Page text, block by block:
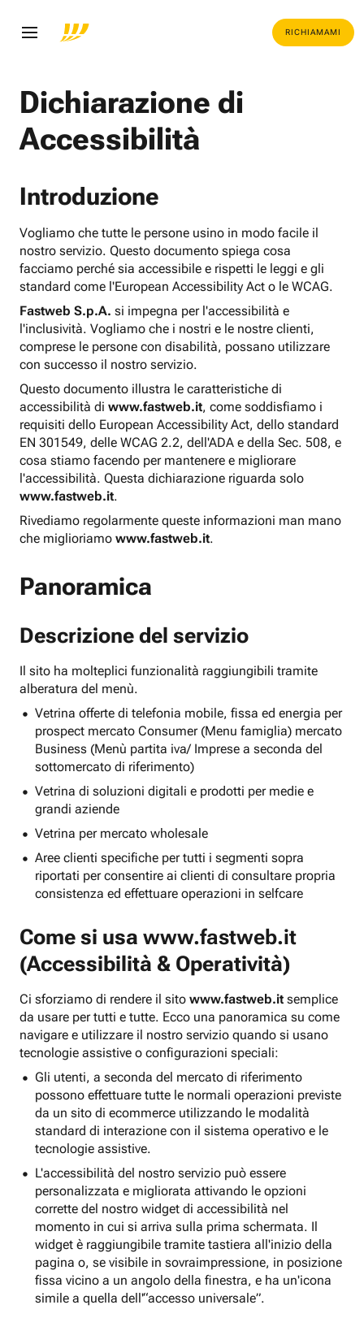
RICHIAMAMI
Dichiarazione di
Accessibilità
Introduzione
Vogliamo che tutte le persone usino in modo facile il
nostro servizio. Questo documento spiega cosa
facciamo perché sia accessibile e rispetti le leggi e gli
standard come l'European Accessibility Act o le WCAG.
Fastweb S.p.A. si impegna per l'accessibilità e
l'inclusività. Vogliamo che i nostri e le nostre clienti,
comprese le persone con disabilità, possano utilizzare
con successo il nostro servizio.
Questo documento illustra le caratteristiche di
accessibilità di www.fastweb.it, come soddisfiamo i
requisiti dello European Accessibility Act, dello standard
EN 301549, delle WCAG 2.2, dell'ADA e della Sec. 508, e
cosa stiamo facendo per mantenere e migliorare
l'accessibilità. Questa dichiarazione riguarda solo
www.fastweb.it.
Rivediamo regolarmente queste informazioni man mano
che miglioriamo www.fastweb.it.
Panoramica
Descrizione del servizio
Il sito ha molteplici funzionalità raggiungibili tramite
alberatura del menù.
Vetrina offerte di telefonia mobile, fissa ed energia per
prospect mercato Consumer (Menu famiglia) mercato
Business (Menù partita iva/ Imprese a seconda del
sottomercato di riferimento)
Vetrina di soluzioni digitali e prodotti per medie e
grandi aziende
Vetrina per mercato wholesale
Aree clienti specifiche per tutti i segmenti sopra
riportati per consentire ai clienti di consultare propria
consistenza ed effettuare operazioni in selfcare
Come si usa www.fastweb.it
(Accessibilità & Operatività)
Ci sforziamo di rendere il sito www.fastweb.it semplice
da usare per tutti e tutte. Ecco una panoramica su come
navigare e utilizzare il nostro servizio quando si usano
tecnologie assistive o configurazioni speciali:
Gli utenti, a seconda del mercato di riferimento
possono effettuare tutte le normali operazioni previste
da un sito di ecommerce utilizzando le modalità
standard di interazione con il sistema operativo e le
tecnologie assistive.
L'accessibilità del nostro servizio può essere
personalizzata e migliorata attivando le opzioni
corrette del nostro widget di accessibilità nel
momento in cui si arriva sulla prima schermata. Il
widget è raggiungibile tramite tastiera all'inizio della
pagina o, se visibile in sovraimpressione, in posizione
fissa vicino a un angolo della finestra, e ha un'icona
simile a quella dell'“accesso universale”.